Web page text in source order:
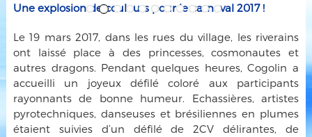
Une explosion de couleurs pour le carnaval 2017 !
Le 19 mars 2017, dans les rues du village, les riverains
ont laissé place à des princesses, cosmonautes et
autres dragons. Pendant quelques heures, Cogolin a
accueilli un joyeux défilé coloré aux participants
rayonnants de bonne humeur. Echassières, artistes
pyrotechniques, danseuses et brésiliennes en plumes
étaient suivies d’un défilé de 2CV délirantes, de